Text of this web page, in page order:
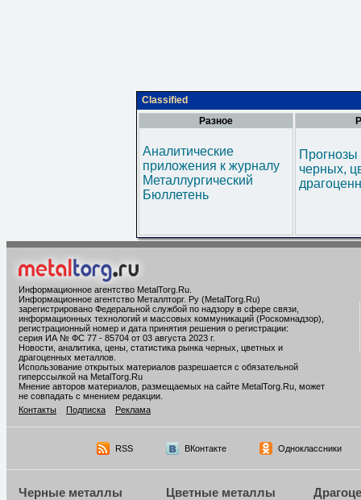
Classified
Разное
Аналитические
приложения к журналу
Металлургический
Бюллетень
черных,
Информационное агентство MetalTorg.Ru
Информационное агентство Металлторг. Ру (MetalTorg.Ru)
зарегистрировано Федеральной службой по надзору в сфере связи,
информационных технологий и массовых коммуникаций (Роскомнадзор),
регистрационный номер и дата принятия решения о регистрации:
серия ИА № ФС 77 - 85704 от 03 августа 2023 г.
Новости, аналитика, цены, статистика рынка черных, цветных и
драгоценных металлов.
Использование открытых материалов разрешается с обязательной
гиперссылкой на MetalTorg.Ru
Мнение авторов материалов, размещаемых на сайте MetalTorg.Ru, может
не совпадать с мнением редакции.
Контакты
Подписка Реклама
RSS ВКонтакте Одноклассники
Черные металлы Цветные металлы